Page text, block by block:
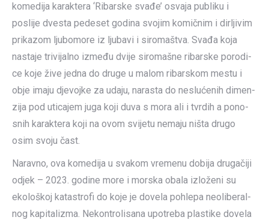
kome­di­ja karak­te­ra ‘Ribar­ske sva­đe’ osva­ja publi­ku i
poslije dve­sta pede­set godi­na svo­jim komič­nim i dir­lji­vim
pri­ka­zom ljubo­mo­re iz ljuba­vi i siro­ma­štva. Sva­đa koja
nasta­je tri­vi­jal­no izme­đu dvije siro­ma­šne ribar­ske poro­di­
ce koje žive jed­na do dru­ge u malom ribar­skom mestu i
obje ima­ju djevoj­ke za uda­ju, nara­sta do neslu­će­nih dimen­
zi­ja pod uti­ca­jem juga koji duva s mora ali i tvr­dih a pono­
snih karak­te­ra koji na ovom svije­tu nema­ju ništa dru­go
osim svo­ju čast.
Narav­no, ova kome­di­ja u sva­kom vre­me­nu dobi­ja dru­ga­či­ji
odjek – 2023. godi­ne more i mor­ska oba­la izlo­že­ni su
eko­lo­škoj kata­stro­fi do koje je dove­la pohle­pa neo­li­be­ral­
nog kapi­ta­li­zma. Nekon­tro­li­sa­na upo­tre­ba pla­sti­ke dove­la